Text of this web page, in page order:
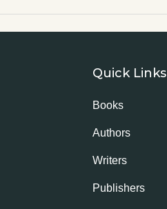
Quick Links
Books
Authors
Writers
Publishers